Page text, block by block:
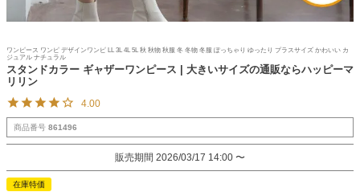
ワンピース ワンピ デザインワンピ LL 3L 4L 5L 秋 秋物 秋服 冬 冬物 冬服 ぽっちゃり ゆったり プラスサイズ かわいい カ
ジュアル ナチュラル
スタンドカラー ギャザーワンピース | 大きいサイズの通販ならハッピーマ
リリン
4.00
商品番号 861496
販売期間 2026/03/17 14:00 〜
在庫特価